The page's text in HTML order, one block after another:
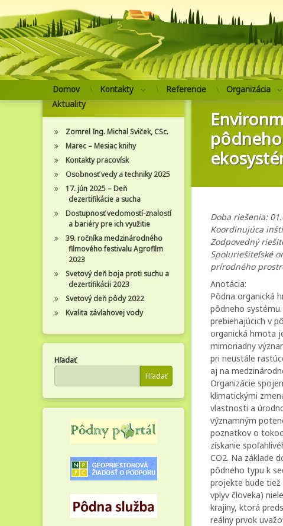
Prejsť
Domov Kontakty Referencie Organizácia
Doba riešenia:
Koordinujúca
Zodpovedný
Spoluriešiteľské
prírodného
Anotácia:
Pôdna organická
pôdneho
prebiehajúcich v
organická hmota
mimoriadny
pri neustále
aj na
Organizácie
klimatickými
vlastnosti a
významným
poznatkov o
získanie
CO2. Na základe
pôdneho typu k
projekte bude tiež
vplyv človeka)
krajiny, ktorá
reálny prvok
Aktuality
Zomrel Ing. Michal Sviček, CSc.
Marec – Mesiac knihy
Kontakty pracovísk
Osobnosť vedy a techniky 2025
17. jún 2025 – Deň
dezertifikácie a sucha
Dostupnosť vedomostí-znalostí
a bariéry pre ich využitie
39. ročníka medzinárodného
filmového festivalu Agrofilm
2023
Svetový deň boja proti suchu a
dezertifikácii 2023
Svetový deň pôdy 2022
Kvalita závlahovej vody
Hľadať
Hľadať